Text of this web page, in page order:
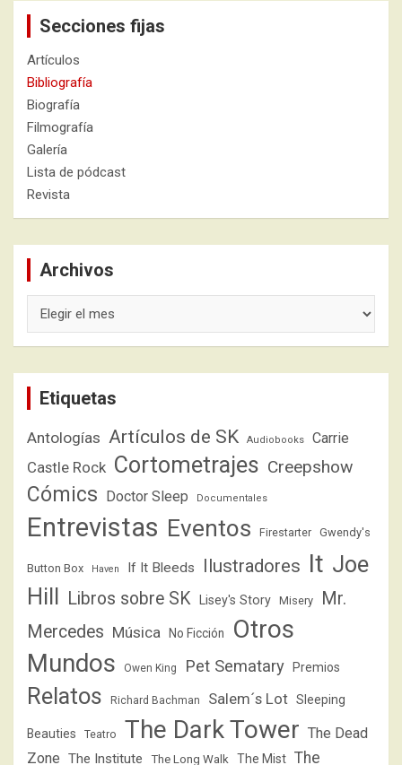
Secciones fijas
Artículos
Bibliografía
Biografía
Filmografía
Galería
Lista de pódcast
Revista
Archivos
Etiquetas
Antologías Artículos de SK Audiobooks Carrie
Castle Rock Cortometrajes Creepshow
Cómics Doctor Sleep Documentales
Entrevistas Eventos Firestarter Gwendy's
Button Box Haven If It Bleeds Ilustradores It Joe
Hill Libros sobre SK Lisey's Story Misery
Mr.
Mercedes Música No Ficción
Otros
Mundos
Owen King Pet Sematary Premios
Relatos Richard Bachman Salem´s Lot Sleeping
Beauties Teatro The Dark Tower The Dead
Zone The Institute The Long Walk The Mist The